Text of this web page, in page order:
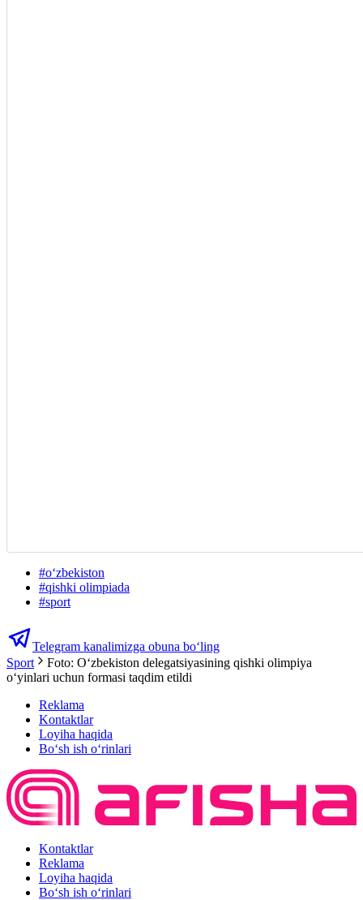
#oʻzbekiston
#qishki olimpiada
#sport
Telegram kanalimizga obuna bo‘ling
Sport
Foto: O‘zbekiston delegatsiyasining qishki olimpiya
o‘yinlari uchun formasi taqdim etildi
Reklama
Kontaktlar
Loyiha haqida
Bo‘sh ish o‘rinlari
Kontaktlar
Reklama
Loyiha haqida
Bo‘sh ish o‘rinlari